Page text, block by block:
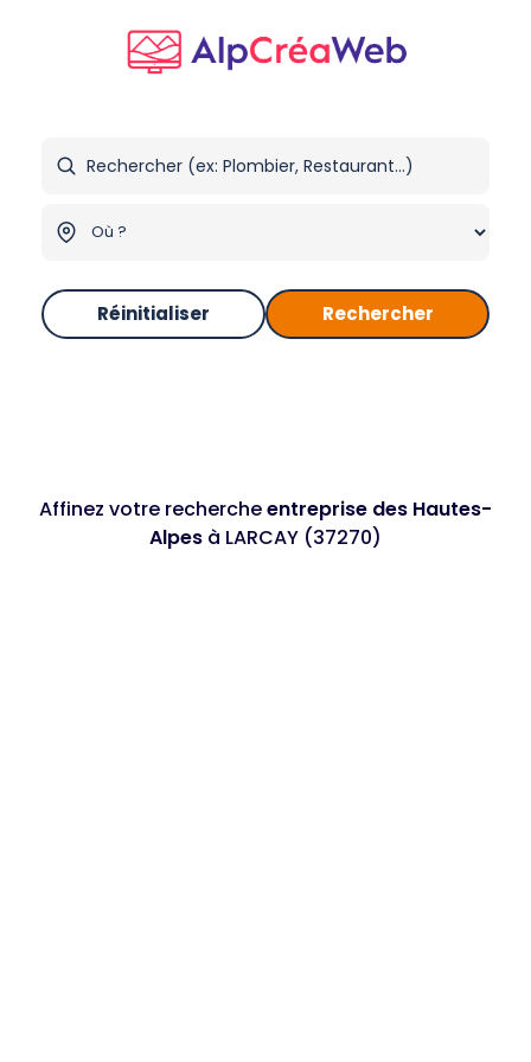
Réinitialiser Rechercher
Affinez votre rechercheentreprise des Hautes-
Alpes à LARCAY (37270)